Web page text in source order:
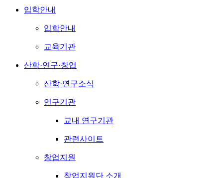
입학안내
입학안내
교육기관
산학·연구·창업
산학·연구소식
연구기관
교내 연구기관
관련사이트
창업지원
창업지원단 소개